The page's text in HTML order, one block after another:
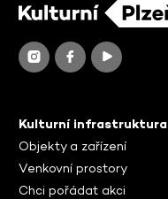
Kulturní infrastruktura
Objekty a zařízení
Venkovní prostory
Chci pořádat akci